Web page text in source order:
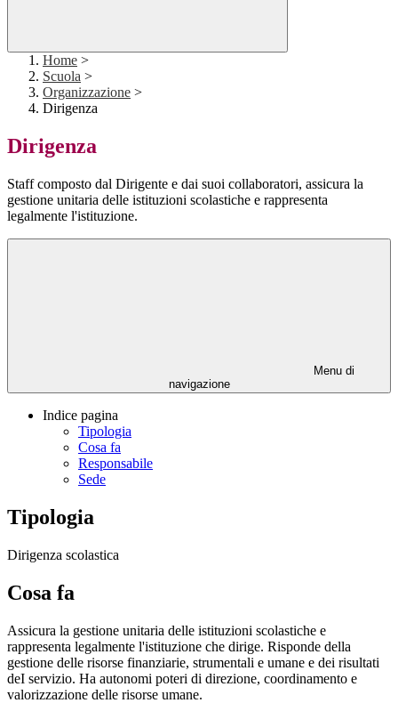
Home >
Scuola >
Organizzazione >
Dirigenza
Dirigenza
Staff composto dal Dirigente e dai suoi collaboratori, assicura la
gestione unitaria delle istituzioni scolastiche e rappresenta
legalmente l'istituzione.
Menu di
navigazione
Indice pagina
Tipologia
Cosa fa
Responsabile
Sede
Tipologia
Dirigenza scolastica
Cosa fa
Assicura la gestione unitaria delle istituzioni scolastiche e
rappresenta legalmente l'istituzione che dirige. Risponde della
gestione delle risorse finanziarie, strumentali e umane e dei risultati
deI servizio. Ha autonomi poteri di direzione, coordinamento e
valorizzazione delle risorse umane.